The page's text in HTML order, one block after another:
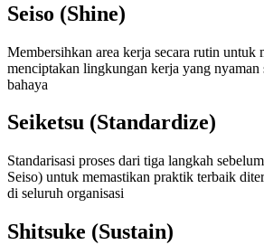
Seiso (Shine)
Membersihkan area kerja secara rutin untuk
menciptakan lingkungan kerja yang nyaman
bahaya
Seiketsu (Standardize)
Standarisasi proses dari tiga langkah
Seiso) untuk memastikan praktik terbaik
di seluruh organisasi
Shitsuke (Sustain)